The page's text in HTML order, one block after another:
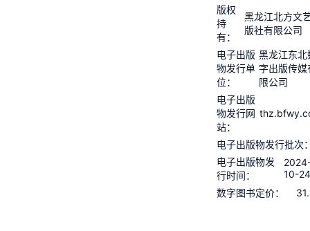
版权
持
有：
黑龙江北方文
版社有限公司
电子出版
物发行单
位：
黑龙江东北
字出版传媒
限公司
电子出版
物发行网
站：
电子出版物发行批次
电子出版物发
行时间：
10-
数字图书定价：